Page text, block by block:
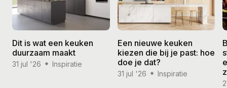
Dit is wat een keuken
duurzaam maakt
31 jul '26 Inspiratie
Een nieuwe keuken
kiezen die bij je past: hoe
doe je dat?
31 jul '26 Inspiratie